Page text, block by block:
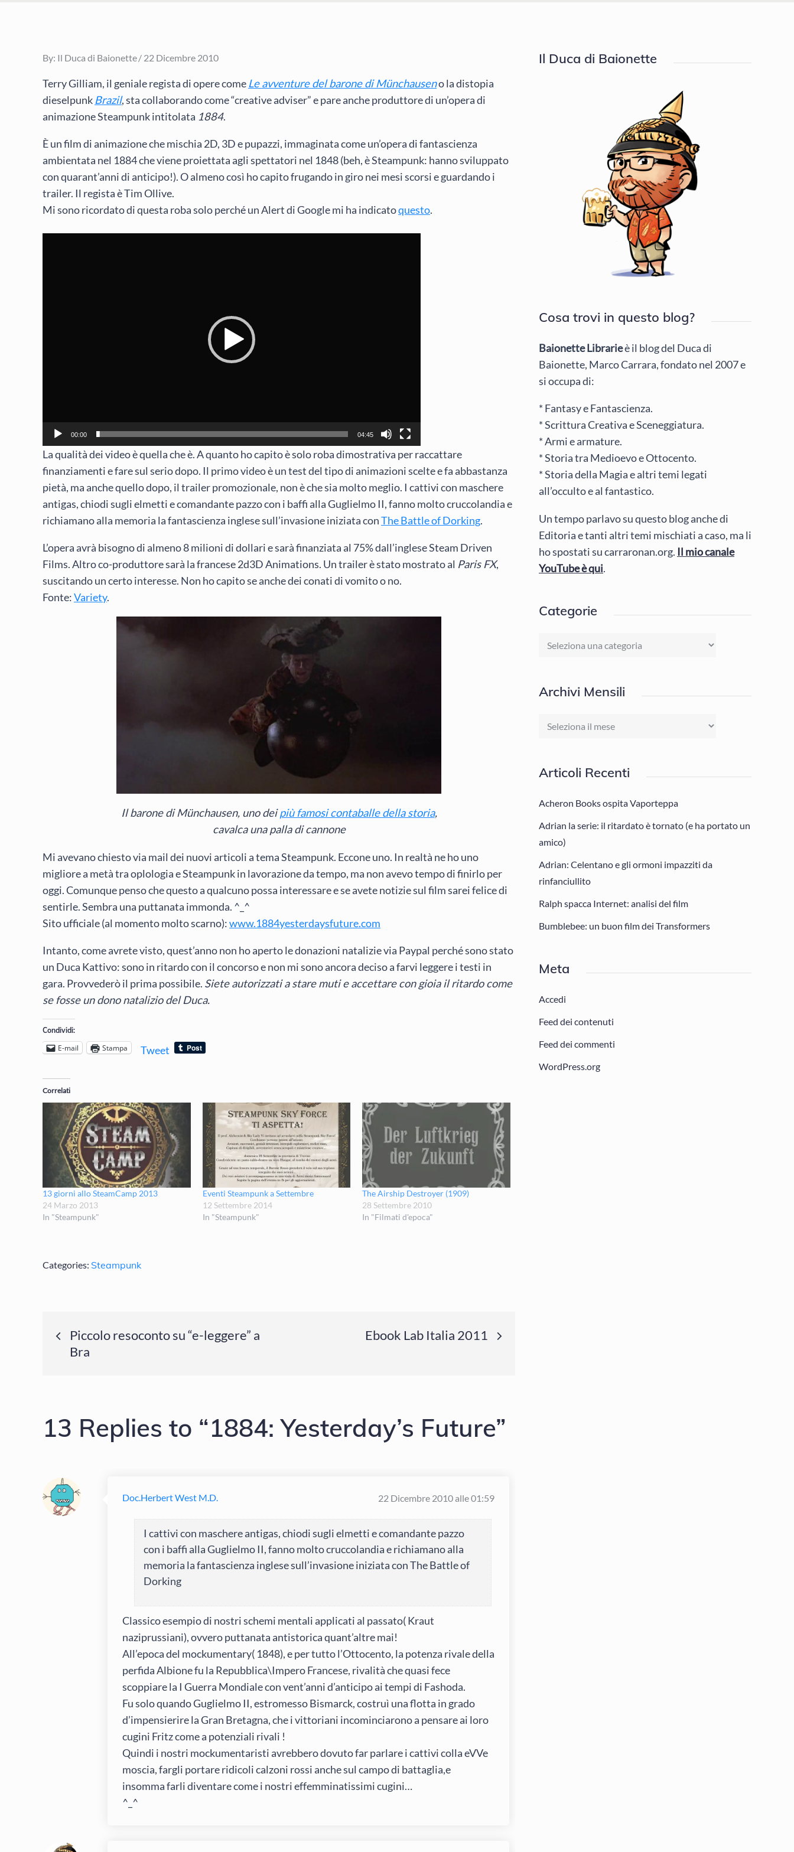
By: Il Duca di Baionette Posted
22 Dicembre 2010
Terry Gilliam, il geniale regista di opere come Le avventure del barone di Münchauseno la distopia
dieselpunk Brazil, sta collaborando come “creative adviser” e pare anche produttore di un’opera di
animazione Steampunk intitolata 1884.
È un film di animazione che mischia 2D, 3D e pupazzi, immaginata come un’opera di fantascienza
ambientata nel 1884 che viene proiettata agli spettatori nel 1848 (beh, è Steampunk: hanno sviluppato
con quarant’anni di anticipo!). O almeno così ho capito frugando in giro nei mesi scorsi e guardando i
trailer. Il regista è Tim Ollive.
Mi sono ricordato di questa roba solo perché un Alert di Google mi ha indicatoquesto.
00:00 04:45
La qualità dei video è quella che è. A quanto ho capito è solo roba dimostrativa per raccattare
finanziamenti e fare sul serio dopo. Il primo video è un test del tipo di animazioni scelte e fa abbastanza
pietà, ma anche quello dopo, il trailer promozionale, non è che sia molto meglio. I cattivi con maschere
antigas, chiodi sugli elmetti e comandante pazzo con i baffi alla Guglielmo II, fanno molto cruccolandia e
richiamano alla memoria la fantascienza inglese sull’invasione iniziata conThe Battle of Dorking.
L’opera avrà bisogno di almeno 8 milioni di dollari e sarà finanziata al 75% dall’inglese Steam Driven
Films. Altro co-produttore sarà la francese 2d3D Animations. Un trailer è stato mostrato al Paris FX,
suscitando un certo interesse. Non ho capito se anche dei conati di vomito o no.
Fonte:Variety.
Il barone di Münchausen, uno deipiù famosi contaballe della storia,
cavalca una palla di cannone
Mi avevano chiesto via mail dei nuovi articoli a tema Steampunk. Eccone uno. In realtà ne ho uno
migliore a metà tra oplologia e Steampunk in lavorazione da tempo, ma non avevo tempo di finirlo per
oggi. Comunque penso che questo a qualcuno possa interessare e se avete notizie sul film sarei felice di
sentirle. Sembra una puttanata immonda. ^_^
Sito ufficiale (al momento molto scarno):www.1884yesterdaysfuture.com
Intanto, come avrete visto, quest’anno non ho aperto le donazioni natalizie via Paypal perché sono stato
un Duca Kattivo: sono in ritardo con il concorso e non mi sono ancora deciso a farvi leggere i testi in
gara. Provvederò il prima possibile. Siete autorizzati a stare muti e accettare con gioia il ritardo come
se fosse un dono natalizio del Duca.
Condividi:
E-mail Stampa Tweet
Correlati
13 giorni allo SteamCamp 2013
24 Marzo 2013
In "Steampunk"
Eventi Steampunk a Settembre
12 Settembre 2014
In "Steampunk"
The Airship Destroyer (1909)
28 Settembre 2010
In "Filmati d'epoca"
Categories: Steampunk
Navigazione
articoli
Piccolo resoconto su “e-leggere” a
Bra
Ebook Lab Italia 2011
13 Replies to “1884: Yesterday’s Future”
Doc.Herbert West M.D. 22 Dicembre 2010 alle 01:59
I cattivi con maschere antigas, chiodi sugli elmetti e comandante pazzo
con i baffi alla Guglielmo II, fanno molto cruccolandia e richiamano alla
memoria la fantascienza inglese sull’invasione iniziata con The Battle of
Dorking
Classico esempio di nostri schemi mentali applicati al passato( Kraut
naziprussiani), ovvero puttanata antistorica quant’altre mai!
All’epoca del mockumentary( 1848), e per tutto l’Ottocento, la potenza rivale della
perfida Albione fu la Repubblica\Impero Francese, rivalità che quasi fece
scoppiare la I Guerra Mondiale con vent’anni d’anticipo ai tempi di Fashoda.
Fu solo quando Guglielmo II, estromesso Bismarck, costruì una flotta in grado
d’impensierire la Gran Bretagna, che i vittoriani incominciarono a pensare ai loro
cugini Fritz come a potenziali rivali !
Quindi i nostri mockumentaristi avrebbero dovuto far parlare i cattivi colla eVVe
moscia, fargli portare ridicoli calzoni rossi anche sul campo di battaglia,e
insomma farli diventare come i nostri effemminatissimi cugini…
^_^
Il Duca di Baionette
Cosa trovi in questo blog?
Baionette Librarieè il blog del Duca di
Baionette, Marco Carrara, fondato nel 2007 e
si occupa di:
* Fantasy e Fantascienza.
* Scrittura Creativa e Sceneggiatura.
* Armi e armature.
* Storia tra Medioevo e Ottocento.
* Storia della Magia e altri temi legati
all’occulto e al fantastico.
Un tempo parlavo su questo blog anche di
Editoria e tanti altri temi mischiati a caso, ma li
ho spostati su carraronan.org. Il mio canale
YouTube è qui.
Categorie
Categorie
Archivi Mensili
Archivi
Articoli Recenti
Acheron Books ospita Vaporteppa
Adrian la serie: il ritardato è tornato (e ha portato un
amico)
Adrian: Celentano e gli ormoni impazziti da
rinfanciullito
Ralph spacca Internet: analisi del film
Bumblebee: un buon film dei Transformers
Meta
Accedi
Feed dei contenuti
Feed dei commenti
WordPress.org